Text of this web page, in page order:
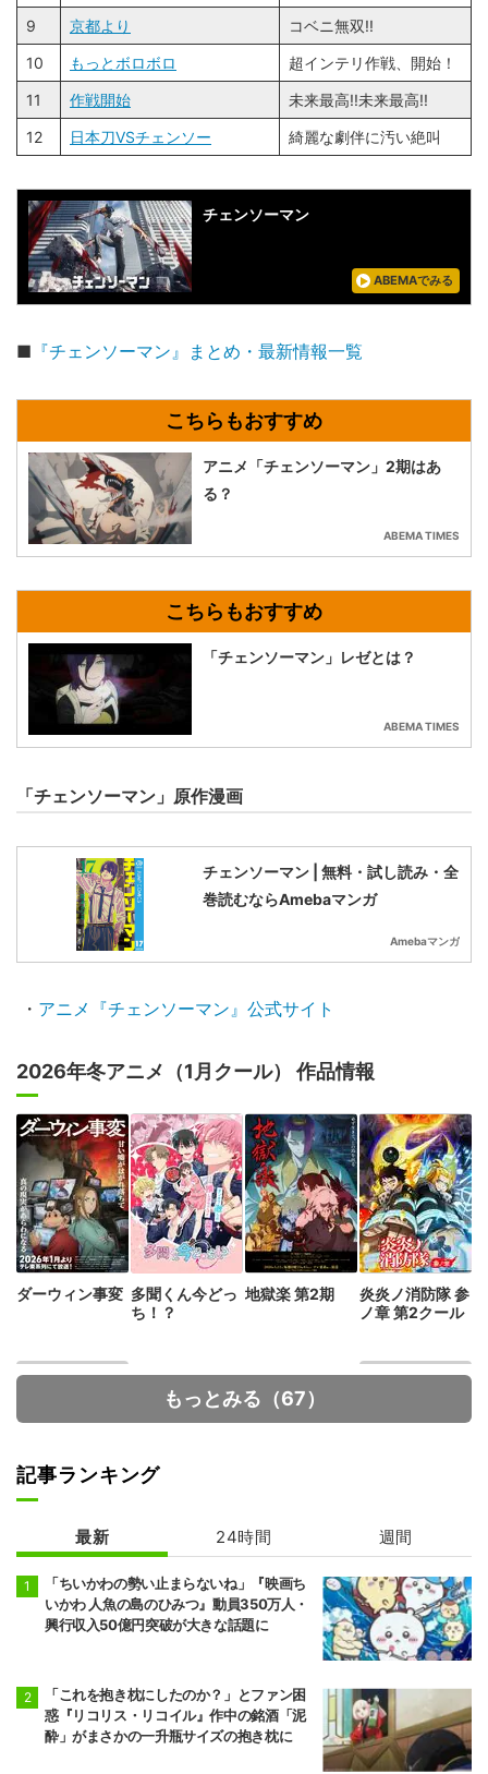
9
京都より
コベニ無双!!
10
もっとボロボロ
超インテリ作戦、開始！
11
作戦開始
未来最高!!未来最高!!
12
日本刀VSチェンソー 綺麗な劇伴に汚い絶叫
チェンソーマン
ABEMAでみる
■ 『チェンソーマン』まとめ・最新情報一覧
アニメ「チェンソーマン」2期はあ
る？
ABEMA TIMES
「チェンソーマン」レゼとは？
ABEMA TIMES
「チェンソーマン」原作漫画
チェンソーマン | 無料・試し読み・全
巻読むならAmebaマンガ
Amebaマンガ
・ アニメ『チェンソーマン』公式サイト
2026年冬アニメ（1月クール） 作品情報
ダーウィン事変 多聞くん今どっ
ち！？
地獄楽 第2期
炎炎ノ消防隊 参
ノ章 第2クール
超かぐや姫!
魔術師クノンは
見えている
もっとみる（67）
記事ランキング
最新 24時間 週間
「ちいかわの勢い止まらないね」『映画ち
いかわ 人魚の島のひみつ』動員350万人・
興行収入50億円突破が大きな話題に
「これを抱き枕にしたのか？」とファン困
惑『リコリス・リコイル』作中の銘酒「泥
酔」がまさかの一升瓶サイズの抱き枕に